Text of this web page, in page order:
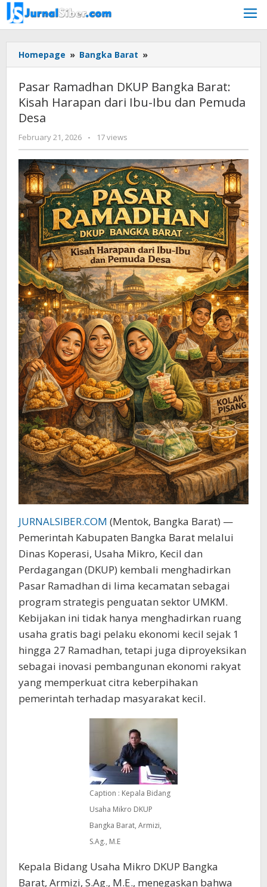
Skip
to
content
Homepage » Bangka Barat »
Ramadhan
Bangka
Barat:
Ibu-
Ibu
dan
Pemuda
Desa
Pasar Ramadhan DKUP Bangka Barat:
Kisah Harapan dari Ibu-Ibu dan Pemuda
Desa
February 21, 2026
by
Budiyanto
- 17 views
JURNALSIBER.COM (Mentok, Bangka Barat) —
Pemerintah Kabupaten Bangka Barat melalui
Dinas Koperasi, Usaha Mikro, Kecil dan
Perdagangan (DKUP) kembali menghadirkan
Pasar Ramadhan di lima kecamatan sebagai
program strategis penguatan sektor UMKM.
Kebijakan ini tidak hanya menghadirkan ruang
usaha gratis bagi pelaku ekonomi kecil sejak 1
hingga 27 Ramadhan, tetapi juga diproyeksikan
sebagai inovasi pembangunan ekonomi rakyat
yang memperkuat citra keberpihakan
pemerintah terhadap masyarakat kecil.
Caption : Kepala Bidang
Usaha Mikro DKUP
Bangka Barat, Armizi,
S.Ag., M.E
Kepala Bidang Usaha Mikro DKUP Bangka
Barat, Armizi, S.Ag., M.E., menegaskan bahwa